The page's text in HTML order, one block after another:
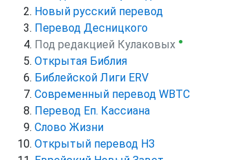
Новый русский перевод
Перевод Десницкого
Под редакцией Кулаковых ●
Открытая Библия
Библейской Лиги ERV
Cовременный перевод WBTC
Перевод Еп. Кассиана
Слово Жизни
Открытый перевод НЗ